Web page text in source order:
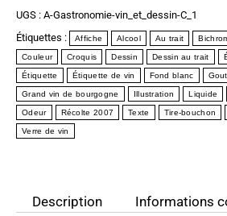
UGS : A-Gastronomie-vin_et_dessin-C_1
Étiquettes :
Affiche Alcool Au trait
Couleur Croquis Dessin Dessin au trait
Étiquette Étiquette de vin Fond blanc
Grand vin de bourgogne Illustration Liquide
Odeur Récolte 2007 Texte Tire-bouchon
Verre de vin
Description Informations